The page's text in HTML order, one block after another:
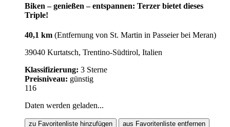
Biken – genießen – entspannen: Terzer bietet dieses
Triple!
40,1 km (Entfernung von St. Martin in Passeier bei Meran)
39040 Kurtatsch, Trentino-Südtirol, Italien
Klassifizierung: 3 Sterne
Preisniveau: günstig
116
Daten werden geladen...
zu Favoritenliste hinzufügen aus Favoritenliste entfernen